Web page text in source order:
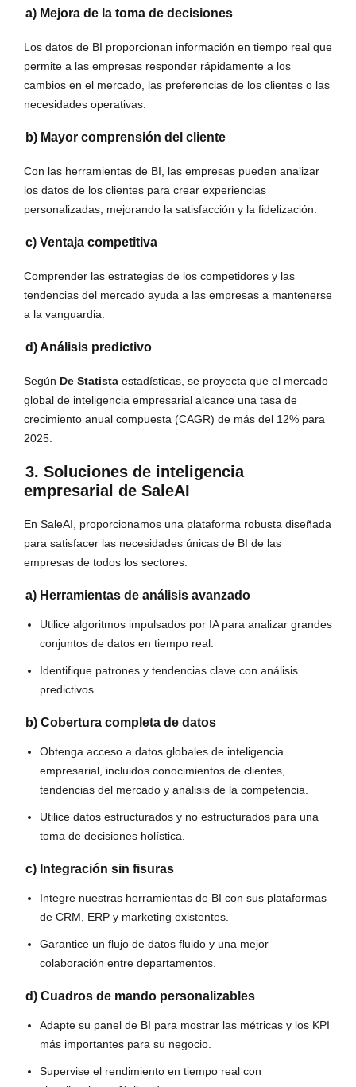
a) Mejora de la toma de decisiones
Los datos de BI proporcionan información en tiempo real que
permite a las empresas responder rápidamente a los
cambios en el mercado, las preferencias de los clientes o las
necesidades operativas.
b) Mayor comprensión del cliente
Con las herramientas de BI, las empresas pueden analizar
los datos de los clientes para crear experiencias
personalizadas, mejorando la satisfacción y la fidelización.
c) Ventaja competitiva
Comprender las estrategias de los competidores y las
tendencias del mercado ayuda a las empresas a mantenerse
a la vanguardia.
d) Análisis predictivo
Según De Statista estadísticas, se proyecta que el mercado
global de inteligencia empresarial alcance una tasa de
crecimiento anual compuesta (CAGR) de más del 12% para
2025.
3. Soluciones de inteligencia
empresarial de SaleAI
En SaleAI, proporcionamos una plataforma robusta diseñada
para satisfacer las necesidades únicas de BI de las
empresas de todos los sectores.
a) Herramientas de análisis avanzado
Utilice algoritmos impulsados por IA para analizar grandes
conjuntos de datos en tiempo real.
Identifique patrones y tendencias clave con análisis
predictivos.
b) Cobertura completa de datos
Obtenga acceso a datos globales de inteligencia
empresarial, incluidos conocimientos de clientes,
tendencias del mercado y análisis de la competencia.
Utilice datos estructurados y no estructurados para una
toma de decisiones holística.
c) Integración sin fisuras
Integre nuestras herramientas de BI con sus plataformas
de CRM, ERP y marketing existentes.
Garantice un flujo de datos fluido y una mejor
colaboración entre departamentos.
d) Cuadros de mando personalizables
Adapte su panel de BI para mostrar las métricas y los KPI
más importantes para su negocio.
Supervise el rendimiento en tiempo real con